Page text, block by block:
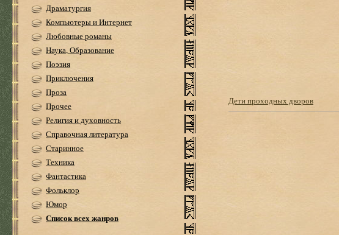
Драматургия
Компьютеры и Интернет
Любовные романы
Наука, Образование
Поэзия
Приключения
Проза
Прочее
Религия и духовность
Справочная литература
Старинное
Техника
Фантастика
Фольклор
Юмор
Список всех жанров
Дети проходных дворов